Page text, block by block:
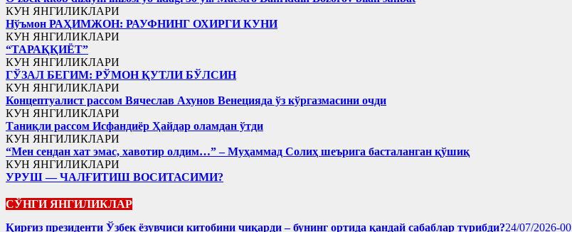
КУН ЯНГИЛИКЛАРИ
Нўъмон РАҲИМЖОН: РАУФНИНГ ОХИРГИ КУНИ
КУН ЯНГИЛИКЛАРИ
“ТАРАҚҚИЁТ”
КУН ЯНГИЛИКЛАРИ
ГЎЗАЛ БЕГИМ: РЎМОН ҚУТЛИ БЎЛСИН
КУН ЯНГИЛИКЛАРИ
Концептуалист рассом Вячеслав Ахунов Венецияда ўз кўргазмасини очди
КУН ЯНГИЛИКЛАРИ
Таниқли рассом Исфандиёр Ҳайдар оламдан ўтди
КУН ЯНГИЛИКЛАРИ
“Мен сендан хат эмас, хавотир олдим…” – Муҳаммад Солиҳ шеърига басталанган қўшиқ
КУН ЯНГИЛИКЛАРИ
УРУШ — ЧАЛҒИТИШ ВОСИТАСИМИ?
СЎНГИ ЯНГИЛИКЛАР
Қирғиз президенти Ўзбек ёзувчиси китобини чиқарди – бунинг ортида қандай сабаблар турибди?24/07/2026-